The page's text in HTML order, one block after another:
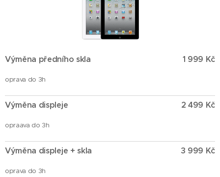
Výměna předního skla
oprava do 3h
1 999 Kč
Výměna displeje
opraava do 3h
2 499 Kč
Výměna displeje + skla
oprava do 3h
3 999 Kč